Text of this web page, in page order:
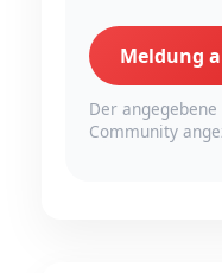
Meldung
Der
Community